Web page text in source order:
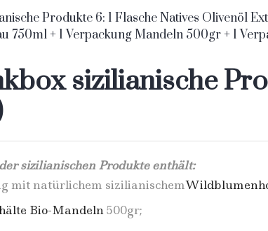
Produkte 6: 1 Flasche Natives Olivenöl
750ml + 1 Verpackung Mandeln 500gr + 1
2019 + Flasche Nero d’Avola + 1
sizilianische
sizilianischen Produkte enthält:
mit natürlichem sizilianischem
Bio-Mandeln500gr;